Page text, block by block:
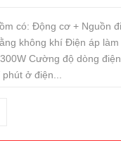
có: Động cơ + Nguồn
không khí Điện áp làm
Cường độ dòng
ở điện...